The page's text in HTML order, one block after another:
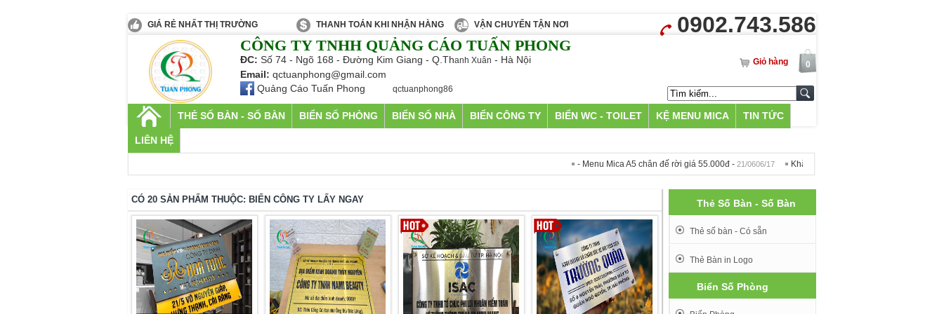
GIÁ RẺ NHẤT THỊ TRƯỜNG THANH TOÁN KHI NHẬN HÀNG VẬN CHUYỂN TẬN NƠI 0902.743.586
CÔNG TY TNHH QUẢNG CÁO TUẤN PHONG
ĐC: Số 74 - Ngõ 168 - Đường Kim Giang - Q.Thanh Xuân - Hà Nội
Email: qctuanphong@gmail.com
Quảng Cáo Tuấn Phong
qctuanphong86
Giỏ hàng 0
THẺ SỐ BÀN - SỐ BÀN BIỂN SỐ PHÒNG BIỂN SỐ NHÀ BIỂN CÔNG TY BIỂN WC - TOILET KỆ MENU MICA TIN TỨC
LIÊN HỆ
- Menu Mica A5 chân đế rời giá 55.000đ -21/0606/17 Khắc Bia Mộ tại Hà Nội - 500k -
CÓ 20 SẢN PHẨM THUỘC: BIỂN CÔNG TY LẤY NGAY Thẻ Số Bàn - Số Bàn
Thẻ số bàn - Có sẵn
Thẻ Bàn in Logo
Biển Số Phòng